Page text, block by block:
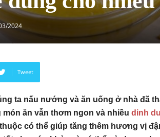
2024
Tweet
ta nấu nướng và ăn uống ở nhà đã
ăn vẫn thơm ngon và nhiều dinh
có thể giúp tăng thêm hương vị